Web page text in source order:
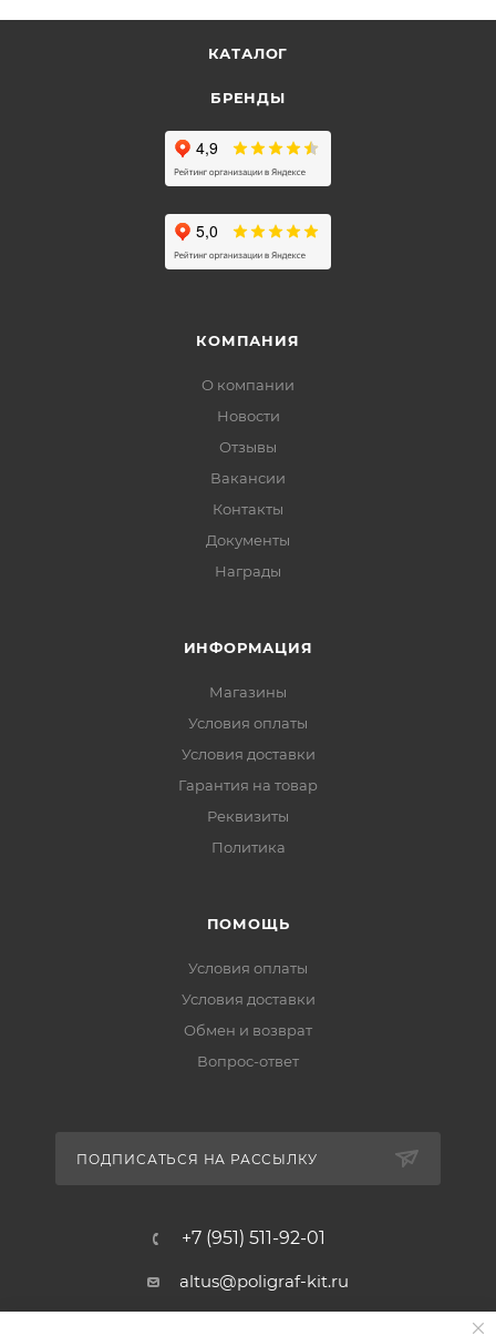
КАТАЛОГ
БРЕНДЫ
КОМПАНИЯ
О компании
Новости
Отзывы
Вакансии
Контакты
Документы
Награды
ИНФОРМАЦИЯ
Магазины
Условия оплаты
Условия доставки
Гарантия на товар
Реквизиты
Политика
ПОМОЩЬ
Условия оплаты
Условия доставки
Обмен и возврат
Вопрос-ответ
ПОДПИСАТЬСЯ НА РАССЫЛКУ
+7 (951) 511-92-01
altus@poligraf-kit.ru